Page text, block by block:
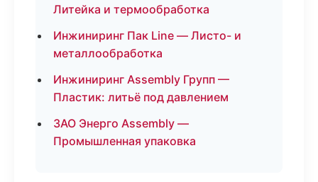
Литейка и термообработка
Инжиниринг Пак Line — Листо- и
металлообработка
Инжиниринг Assembly Групп —
Пластик: литьё под давлением
ЗАО Энерго Assembly —
Промышленная упаковка